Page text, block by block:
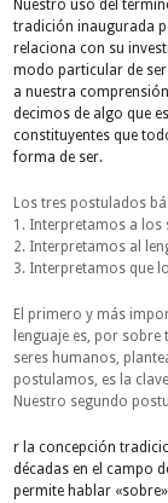
Nuestro uso del
tradición inaugurada
relaciona con su
modo particular de
a nuestra
decimos de algo que
constituyentes que
forma de ser.
Los tres postulados
1. Interpretamos a los
2. Interpretamos al
3. Interpretamos que
El primero y más
lenguaje es, por
seres humanos,
postulamos, es la
Nuestro segundo
r la concepción
décadas en el campo
permite hablar